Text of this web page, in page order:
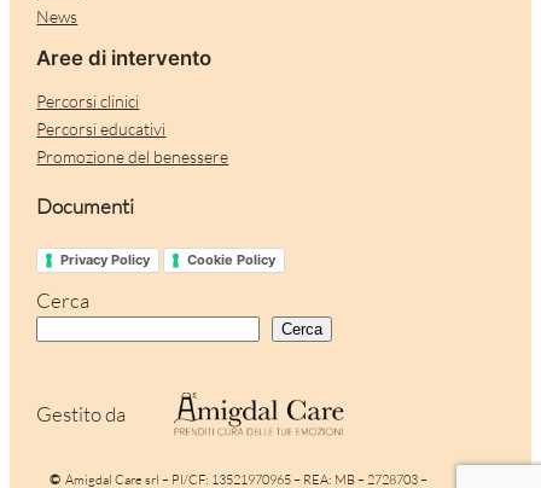
News
Aree di intervento
Percorsi clinici
Percorsi educativi
Promozione del benessere
Documenti
Privacy Policy Cookie Policy
Cerca
Cerca
Gestito da
©Amigdal Care srl – PI/CF: 13521970965 – REA: MB – 2728703 –